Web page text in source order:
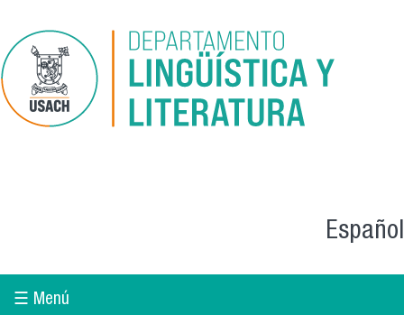
Español
☰ Menú